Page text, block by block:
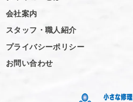
会社案内
スタッフ・職人紹介
プライバシーポリシー
お問い合わせ